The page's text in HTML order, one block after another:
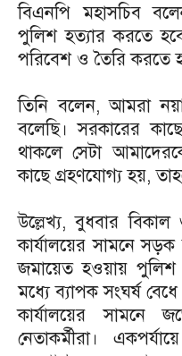
বিএনপি মহাসচিব
পুলিশ হত্যার করতে
পরিবেশ ও তৈরি করতে
তিনি বলেন, আমরা
বলেছি। সরকারের
থাকলে সেটা
কাছে গ্রহণযোগ্য হয়,
উল্লেখ্য, বুধবার বিকাল
কার্যালয়ের সামনে সড়ক
জমায়েত হওয়ায় পুলিশ
মধ্যে ব্যাপক সংঘর্ষ
কার্যালয়ের সামনে
নেতাকর্মীরা।